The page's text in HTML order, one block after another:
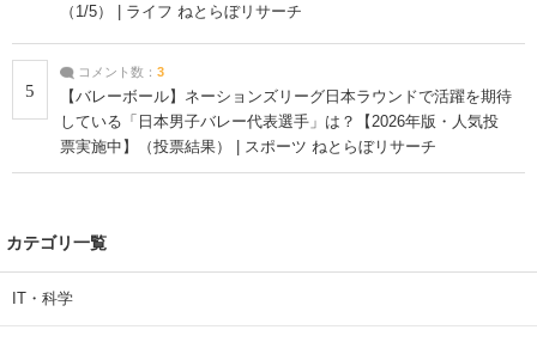
（1/5） | ライフ ねとらぼリサーチ
5
コメント数： 3
【バレーボール】ネーションズリーグ日本ラウンドで活躍を期待
している「日本男子バレー代表選手」は？【2026年版・人気投
票実施中】（投票結果） | スポーツ ねとらぼリサーチ
カテゴリ一覧
IT・科学